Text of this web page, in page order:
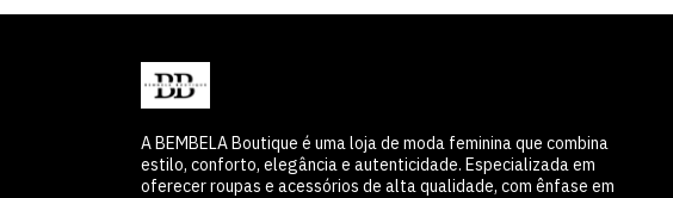
A BEMBELA Boutique é uma loja de moda feminina que combina
estilo, conforto, elegância e autenticidade. Especializada em
oferecer roupas e acessórios de alta qualidade, com ênfase em